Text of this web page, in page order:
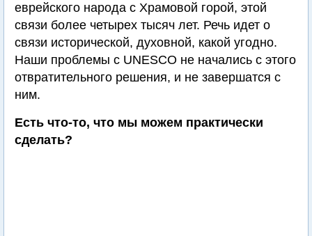
еврейского народа с Храмовой горой, этой
связи более четырех тысяч лет. Речь идет о
связи исторической, духовной, какой угодно.
Наши проблемы с UNESCO не начались с этого
отвратительного решения, и не завершатся с
ним.
Есть что-то, что мы можем практически
сделать?